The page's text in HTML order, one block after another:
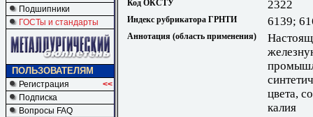
Подшипники
ГОСТы и стандарты
ПОЛЬЗОВАТЕЛЯМ
Регистрация
<<
Подписка
Вопросы FAQ
Код ОКСТУ 2322
Индекс рубрикатора ГРНТИ 6139;
Аннотация (область применения)
цвета,
калия